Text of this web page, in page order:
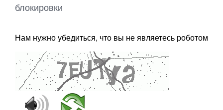
блокировки
Нам нужно убедиться, что вы не являетесь роботом